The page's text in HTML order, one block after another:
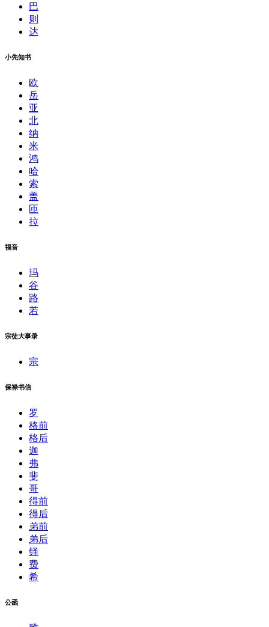
巴
则
达
小先知书
欧
岳
亚
北
纳
米
鸿
哈
索
盖
匝
拉
福音
玛
谷
路
若
宗徒大事录
宗
保禄书信
罗
格前
格后
迦
弗
斐
哥
得前
得后
弟前
弟后
铎
费
希
公函